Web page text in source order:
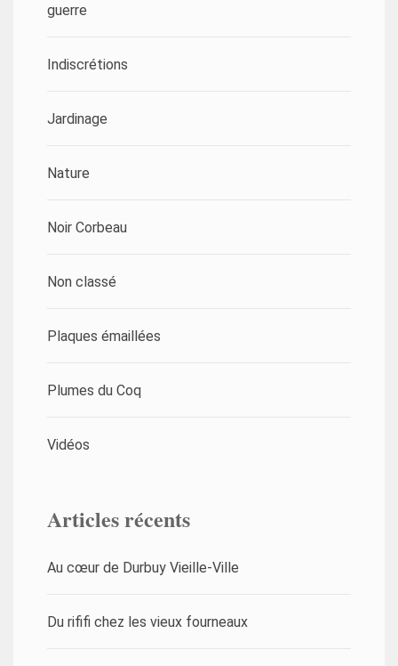
guerre
Indiscrétions
Jardinage
Nature
Noir Corbeau
Non classé
Plaques émaillées
Plumes du Coq
Vidéos
Articles récents
Au cœur de Durbuy Vieille-Ville
Du rififi chez les vieux fourneaux